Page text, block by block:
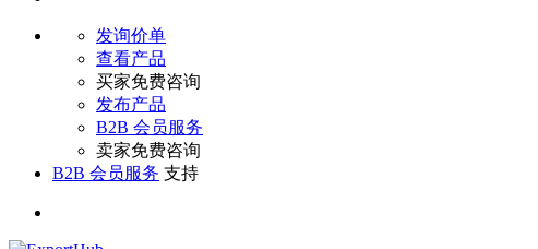
发询价单
查看产品
买家免费咨询
发布产品
B2B 会员服务
卖家免费咨询
B2B 会员服务 支持